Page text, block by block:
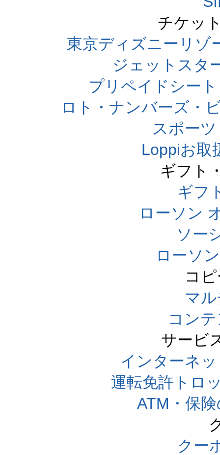
チケッ
東京ディズニーリゾ
ジェットスタ
プリペイドシー
ロト・ナンバーズ・
スポー
Loppiお取
ギフト
ギフ
ローソン
ソー
ローソ
コ
マ
コン
サービ
インターネ
運転免許トロ
ATM・保
クー